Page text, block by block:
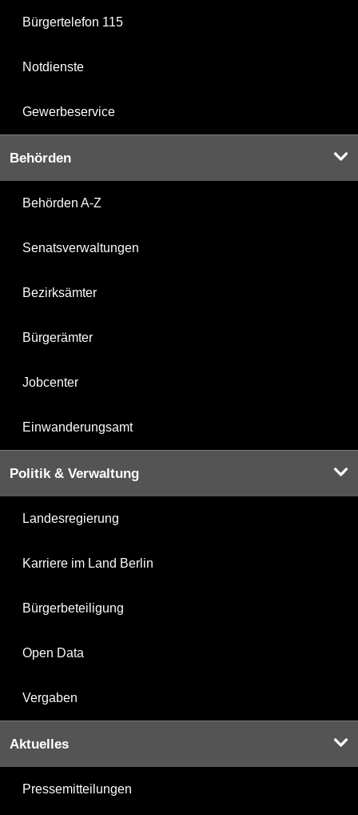
Bürgertelefon 115
Notdienste
Gewerbeservice
Behörden
Behörden A-Z
Senatsverwaltungen
Bezirksämter
Bürgerämter
Jobcenter
Einwanderungsamt
Politik & Verwaltung
Landesregierung
Karriere im Land Berlin
Bürgerbeteiligung
Open Data
Vergaben
Aktuelles
Pressemitteilungen